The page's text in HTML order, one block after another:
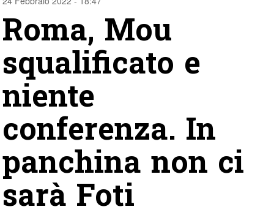
Roma, Mou
squalificato e
niente
conferenza. In
panchina non ci
sarà Foti